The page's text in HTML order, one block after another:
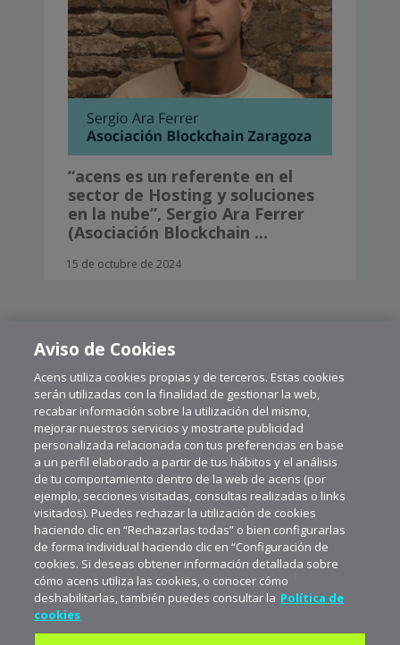
“acens es un referente en el
sector de Hosting y soluciones
en la nube”, Sergio Ara Ferrer
(Asociación Blockchain ...
15 de octubre de 2024
CARGAR MÁS
Aviso de Cookies
Acens utiliza cookies propias y de terceros. Estas cookies
serán utilizadas con la finalidad de gestionar la web,
recabar información sobre la utilización del mismo,
mejorar nuestros servicios y mostrarte publicidad
personalizada relacionada con tus preferencias en base
a un perfil elaborado a partir de tus hábitos y el análisis
de tu comportamiento dentro de la web de acens (por
ejemplo, secciones visitadas, consultas realizadas o links
visitados). Puedes rechazar la utilización de cookies
haciendo clic en “Rechazarlas todas” o bien configurarlas
de forma individual haciendo clic en “Configuración de
cookies. Si deseas obtener información detallada sobre
cómo acens utiliza las cookies, o conocer cómo
deshabilitarlas, también puedes consultar la Política de
cookies